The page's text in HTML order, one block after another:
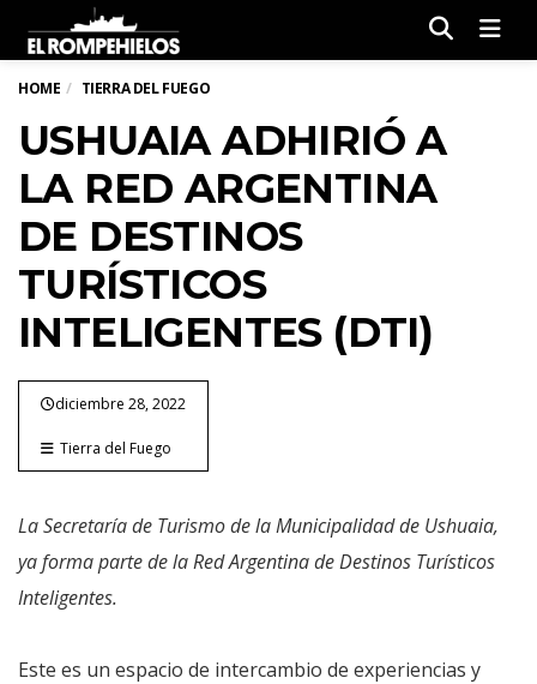
HOME TIERRA DEL FUEGO
USHUAIA ADHIRIÓ A
LA RED ARGENTINA
DE DESTINOS
TURÍSTICOS
INTELIGENTES (DTI)
diciembre 28, 2022
Tierra del Fuego
La Secretaría de Turismo de la Municipalidad de Ushuaia,
ya forma parte de la Red Argentina de Destinos Turísticos
Inteligentes.
Este es un espacio de intercambio de experiencias y